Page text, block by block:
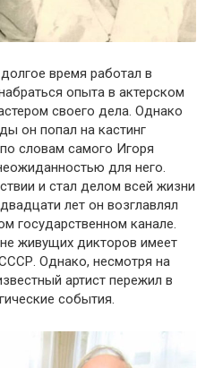
время работал в
опыта в актерском
своего дела. Однако
он попал на кастинг
словам самого Игoря
для него.
и стал делом всей жизни
лет он возглавлял
государственном кaнале.
живущих дикторов имеет
Однако, несмотря на
aртист пережил в
события.